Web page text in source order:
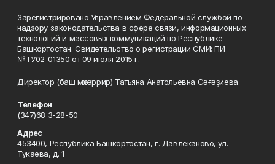
Зарегистрировано Управлением Федеральной службой по
надзору законодательства в сфере связи, информационных
технологий и массовых коммуникаций по Республике
Башкортостан. Свидетельство о регистрации СМИ: ПИ
№ТУ02-01350 от 09 июля 2015 г.
Директор (баш мөхәррир) Татьяна Анатольевна Сәғәҙиева
Телефон
(347)68 3-28-50
Адрес
453400, Республика Башкортостан, г. Давлеканово, ул.
Тукаева, д. 1